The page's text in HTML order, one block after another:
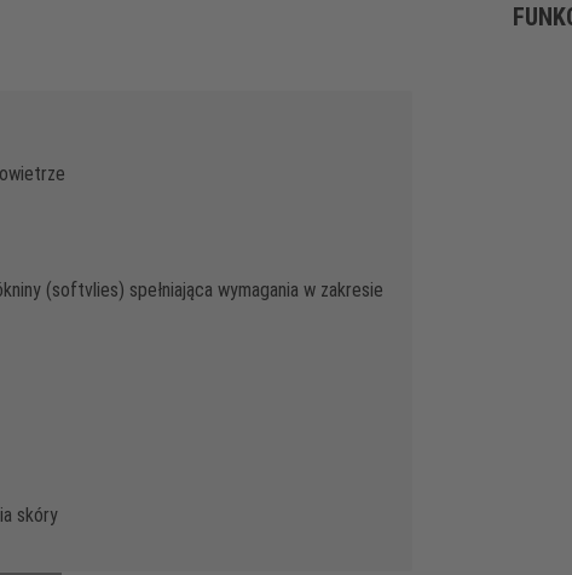
(softvlies) spełniająca wymagania w zakresie
skóry